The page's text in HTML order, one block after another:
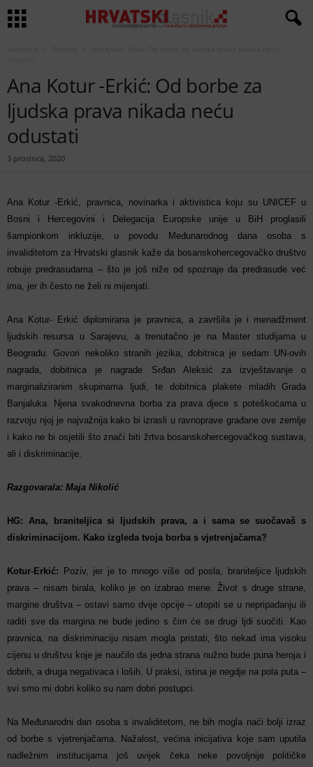
Ana Kotur -Erkić: Od borbe za
ljudska prava nikada neću
odustati
3 prosinca, 2020
Ana Kotur -Erkić, pravnica, novinarka i aktivistica koju su UNICEF u
Bosni i Hercegovini i Delegacija Europske unije u BiH proglasili
šampionkom inkluzije, u povodu Međunarodnog dana osoba s
invaliditetom za Hrvatski glasnik kaže da bosanskohercegovačko društvo
robuje predrasudama – što je još niže od spoznaje da predrasude već
ima, jer ih često ne želi ni mijenjati.
Ana Kotur- Erkić diplomirana je pravnica, a završila je i menadžment
ljudskih resursa u Sarajevu, a trenutačno je na Master studijama u
Beogradu. Govori nekoliko stranih jezika, dobitnica je sedam UN-ovih
nagrada, dobitnica je nagrade Srđan Aleksić za izvještavanje o
marginaliziranim skupinama ljudi, te dobitnica plakete mladih Grada
Banjaluka. Njena svakodnevna borba za prava djece s poteškoćama u
razvoju njoj je najvažnija kako bi izrasli u ravnoprave građane ove zemlje
i kako ne bi osjetili što znači biti žrtva bosanskohercegovačkog sustava,
ali i diskriminacije.
Razgovarala: Maja Nikolić
HG: Ana, braniteljica si ljudskih prava, a i sama se suočavaš s
diskriminacijom. Kako izgleda tvoja borba s vjetrenjačama?
Kotur-Erkić: Poziv, jer je to mnogo više od posla, braniteljice ljudskih
prava – nisam birala, koliko je on izabrao mene. Život s druge strane,
margine društva – ostavi samo dvije opcije – utopiti se u nepripadanju ili
raditi sve da margina ne bude jedino s čim će se drugi ljdi suočiti. Kao
pravnica, na diskriminaciju nisam mogla pristati, što nekad ima visoku
cijenu u društvu koje je naučilo da jedna strana nužno bude puna heroja i
dobrih, a druga negativaca i loših. U praksi, istina je negdje na pola puta –
svi smo mi dobri koliko su nam dobri postupci.
Na Međunarodni dan osoba s invaliditetom, ne bih mogla naći bolji izraz
od borbe s vjetrenjačama. Nažalost, većina inicijativa koje sam uputila
nadležnim institucijama još uvijek čeka neke povoljnije političke